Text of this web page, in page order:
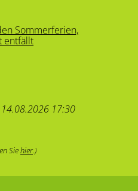
Sommerferien,
entfällt
14.08.2026 17:30
Siehier.)